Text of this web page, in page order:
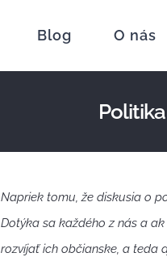
Blog O nás
Napriek tomu, že diskusia o
Dotýka sa každého z nás a
rozvíjať ich občianske, a teda